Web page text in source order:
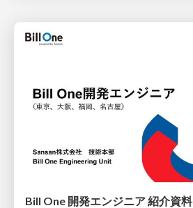
Bill One 開発エンジニア 紹介資料